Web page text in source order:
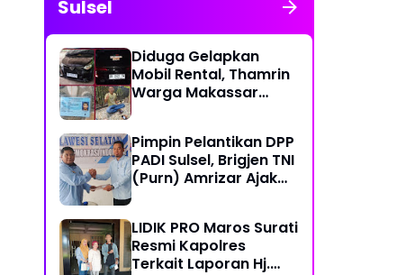
Sulsel
Diduga Gelapkan
Mobil Rental, Thamrin
Warga Makassar
Pimpin Pelantikan DPP
PADI Sulsel, Brigjen TNI
(Purn) Amrizar Ajak
Dengan Hati Bersih
LIDIK PRO Maros Surati
Resmi Kapolres
Terkait Laporan Hj.